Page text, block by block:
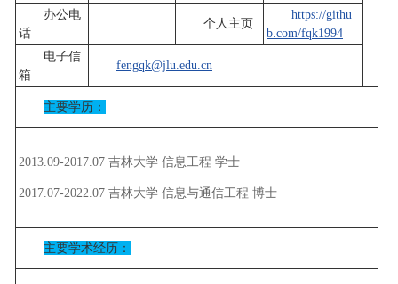
办公电
话
个人主页
https://githu
b.com/fqk1994
电子信
箱
fengqk@jlu.edu.cn
主要学历：
2013.09-2017.07 吉林大学 信息工程 学士
2017.07-2022.07 吉林大学 信息与通信工程 博士
主要学术经历：